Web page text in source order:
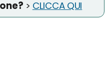
> CLICCA QUI